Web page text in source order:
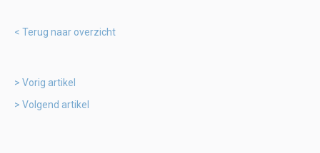
Terug naar overzicht
Vorig artikel
Volgend artikel